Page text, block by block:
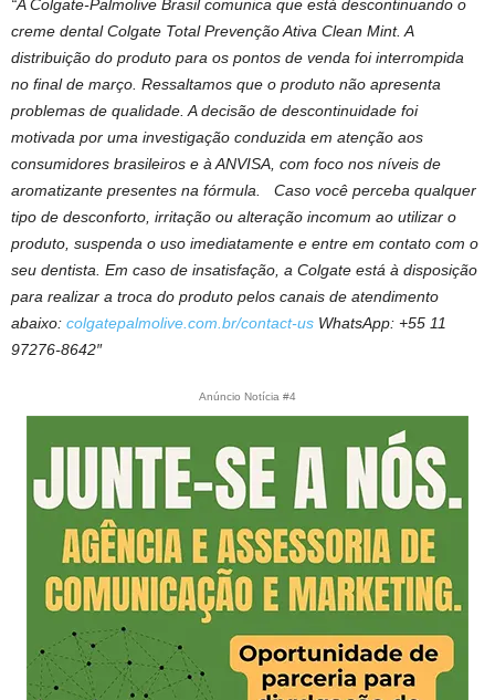
“A Colgate-Palmolive Brasil comunica que está descontinuando o
creme dental Colgate Total Prevenção Ativa Clean Mint. A
distribuição do produto para os pontos de venda foi interrompida
no final de março. Ressaltamos que o produto não apresenta
problemas de qualidade. A decisão de descontinuidade foi
motivada por uma investigação conduzida em atenção aos
consumidores brasileiros e à ANVISA, com foco nos níveis de
aromatizante presentes na fórmula. Caso você perceba qualquer
tipo de desconforto, irritação ou alteração incomum ao utilizar o
produto, suspenda o uso imediatamente e entre em contato com o
seu dentista. Em caso de insatisfação, a Colgate está à disposição
para realizar a troca do produto pelos canais de atendimento
abaixo: colgatepalmolive.com.br/contact-us WhatsApp: +55 11
97276-8642″
Anúncio Notícia #4